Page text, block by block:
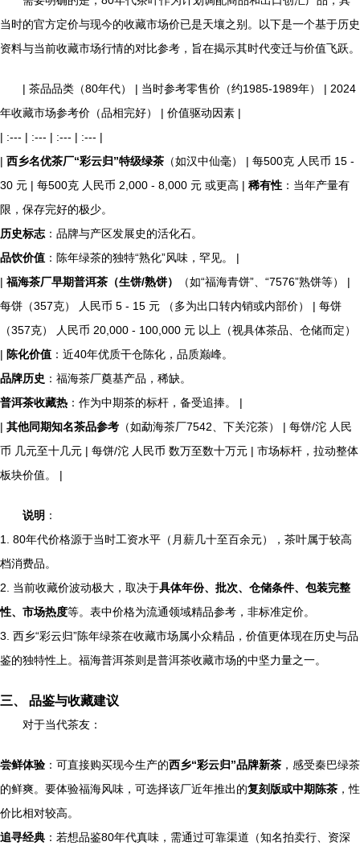
当时的官方定价与现今的收藏市场价已是天壤之别。以下是一个基于历史
资料与当前收藏市场行情的对比参考，旨在揭示其时代变迁与价值飞跃。
| 茶品品类（80年代） | 当时参考零售价（约1985-1989年） | 2024
年收藏市场参考价（品相完好） | 价值驱动因素 |
| :--- | :--- | :--- | :--- |
| 西乡名优茶厂“彩云归”特级绿茶 （如汉中仙毫） | 每500克 人民币 15 -
30 元 | 每500克 人民币 2,000 - 8,000 元 或更高 | 稀有性 ：当年产量有
限，保存完好的极少。
历史标志 ：品牌与产区发展史的活化石。
品饮价值 ：陈年绿茶的独特“熟化”风味，罕见。 |
| 福海茶厂早期普洱茶（生饼/熟饼）
（如“福海青饼”、“7576”熟饼等） |
每饼（357克） 人民币 5 - 15 元 （多为出口转内销或内部价） | 每饼
（357克） 人民币 20,000 - 100,000 元 以上（视具体茶品、仓储而定）
| 陈化价值 ：近40年优质干仓陈化，品质巅峰。
品牌历史 ：福海茶厂奠基产品，稀缺。
普洱茶收藏热 ：作为中期茶的标杆，备受追捧。 |
| 其他同期知名茶品参考 （如勐海茶厂7542、下关沱茶） | 每饼/沱 人民
币 几元至十几元 | 每饼/沱 人民币 数万至数十万元 | 市场标杆，拉动整体
板块价值。 |
说明 ：
1. 80年代价格源于当时工资水平（月薪几十至百余元），茶叶属于较高
档消费品。
2. 当前收藏价波动极大，取决于具体年份、批次、仓储条件、包装完整
性、市场热度等。表中价格为流通领域精品参考，非标准定价。
3. 西乡“彩云归”陈年绿茶在收藏市场属小众精品，价值更体现在历史与品
鉴的独特性上。福海普洱茶则是普洱茶收藏市场的中坚力量之一。
三、 品鉴与收藏建议
对于当代茶友：
尝鲜体验 ：可直接购买现今生产的西乡“彩云归”品牌新茶 ，感受秦巴绿茶
的鲜爽。要体验福海风味，可选择该厂近年推出的复刻版或中期陈茶 ，性
价比相对较高。
追寻经典 ：若想品鉴80年代真味，需通过可靠渠道（知名拍卖行、资深